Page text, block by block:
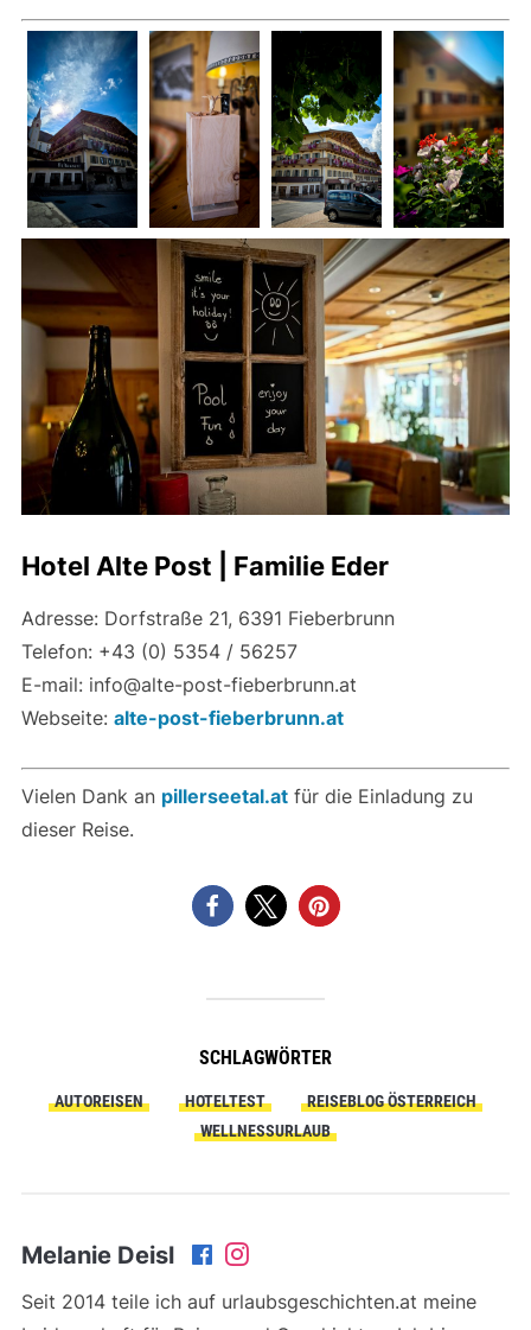
Hotel Alte Post | Familie Eder
Adresse: Dorfstraße 21, 6391 Fieberbrunn
Telefon: +43 (0) 5354 / 56257
E-mail: info@alte-post-fieberbrunn.at
Webseite: alte-post-fieberbrunn.at
Vielen Dank an pillerseetal.atfür die Einladung zu
dieser Reise.
SCHLAGWÖRTER
AUTOREISEN HOTELTEST
REISEBLOG ÖSTERREICH
WELLNESSURLAUB
Melanie Deisl
Seit 2014 teile ich auf urlaubsgeschichten.at meine